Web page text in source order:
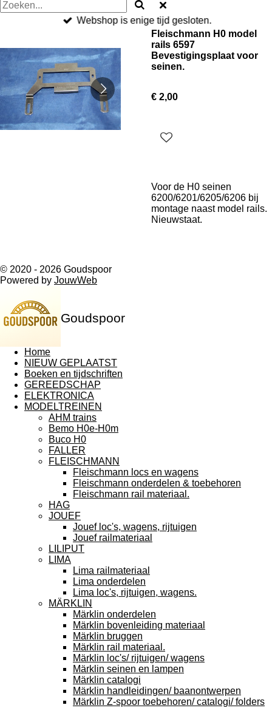
Webshop is enige tijd gesloten.
Fleischmann H0 model
rails 6597
Bevestigingsplaat voor
seinen.
€ 2,00
Voor de H0 seinen
6200/6201/6205/6206 bij
montage naast model rails.
Nieuwstaat.
© 2020 - 2026 Goudspoor
Powered by JouwWeb
Goudspoor
Home
NIEUW GEPLAATST
Boeken en tijdschriften
GEREEDSCHAP
ELEKTRONICA
MODELTREINEN
AHM trains
Bemo H0e-H0m
Buco H0
FALLER
FLEISCHMANN
Fleischmann locs en wagens
Fleischmann onderdelen & toebehoren
Fleischmann rail materiaal.
HAG
JOUEF
Jouef loc's, wagens, rijtuigen
Jouef railmateriaal
LILIPUT
LIMA
Lima railmateriaal
Lima onderdelen
Lima loc's, rijtuigen, wagens.
MÄRKLIN
Märklin onderdelen
Märklin bovenleiding materiaal
Märklin bruggen
Märklin rail materiaal.
Märklin loc's/ rijtuigen/ wagens
Märklin seinen en lampen
Märklin catalogi
Märklin handleidingen/ baanontwerpen
Märklin Z-spoor toebehoren/ catalogi/ folders